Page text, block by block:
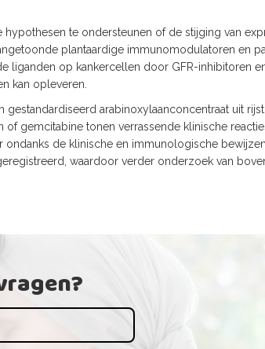
te ondersteunen of de stijging van
plantaardige immunomodulatoren en
liganden op kankercellen door GFR-inhibitoren
kan opleveren.
gestandardiseerd arabinoxylaanconcentraat uit
of gemcitabine tonen verrassende klinische
de klinische en immunologische
waardoor verder onderzoek van